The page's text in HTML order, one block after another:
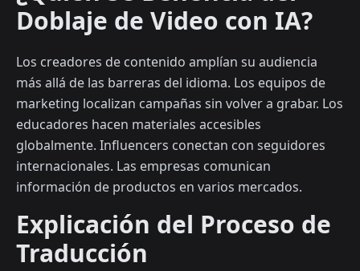
Doblaje de Video con IA?
Los creadores de contenido amplían su audiencia
más allá de las barreras del idioma. Los equipos de
marketing localizan campañas sin volver a grabar. Los
educadores hacen materiales accesibles
globalmente. Influencers conectan con seguidores
internacionales. Las empresas comunican
información de productos en varios mercados.
Explicación del Proceso de
Traducción